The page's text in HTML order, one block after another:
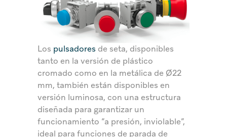
Los pulsadores de seta, disponibles
tanto en la versión de plástico
cromado como en la metálica de Ø22
mm, también están disponibles en
versión luminosa, con una estructura
diseñada para garantizar un
funcionamiento “a presión, inviolable”,
ideal para funciones de parada de